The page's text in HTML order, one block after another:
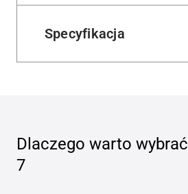
Specyfikacja
Dlaczego warto wybrać
7